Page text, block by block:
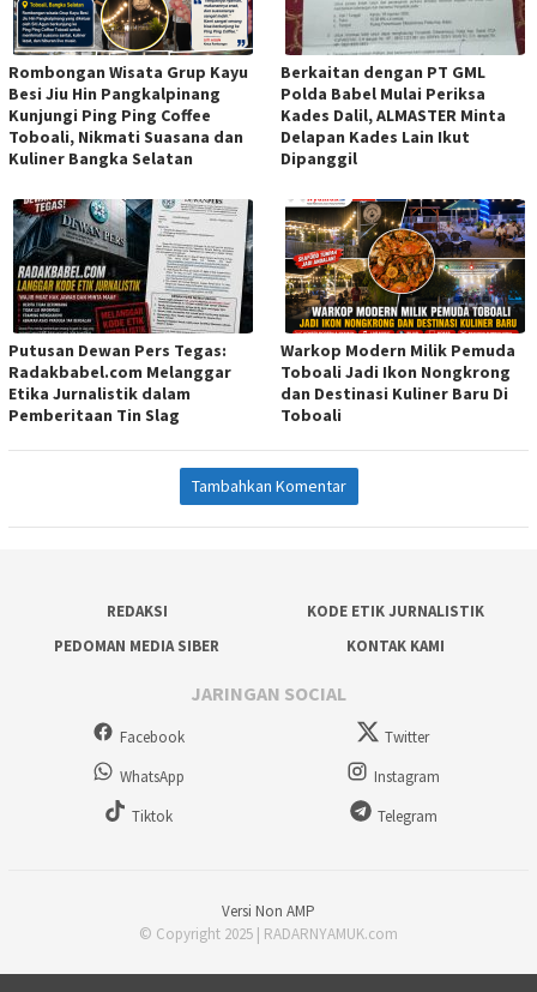
Rombongan Wisata Grup Kayu
Besi Jiu Hin Pangkalpinang
Kunjungi Ping Ping Coffee
Toboali, Nikmati Suasana dan
Kuliner Bangka Selatan
Berkaitan dengan PT GML
Polda Babel Mulai Periksa
Kades Dalil, ALMASTER Minta
Delapan Kades Lain Ikut
Dipanggil
Putusan Dewan Pers Tegas:
Radakbabel.com Melanggar
Etika Jurnalistik dalam
Pemberitaan Tin Slag
Warkop Modern Milik Pemuda
Toboali Jadi Ikon Nongkrong
dan Destinasi Kuliner Baru Di
Toboali
Tambahkan Komentar
REDAKSI
KODE ETIK JURNALISTIK
PEDOMAN MEDIA SIBER
KONTAK KAMI
JARINGAN SOCIAL
Facebook
Twitter
WhatsApp
Instagram
Tiktok
Telegram
Versi Non AMP
© Copyright 2025 | RADARNYAMUK.com